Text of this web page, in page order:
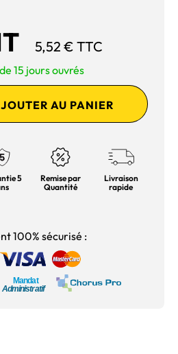
5,52 € TTC
15 jours ouvrés
AU PANIER
5
Remise par
Quantité
Livraison
rapide
100% sécurisé :